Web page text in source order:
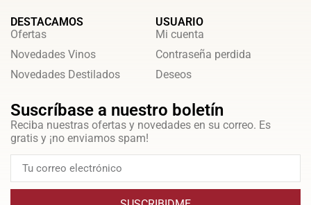
DESTACAMOS
Ofertas
Novedades Vinos
Novedades Destilados
USUARIO
Mi cuenta
Contraseña perdida
Deseos
Suscríbase a nuestro boletín
Reciba nuestras ofertas y novedades en su correo. Es
gratis y ¡no enviamos spam!